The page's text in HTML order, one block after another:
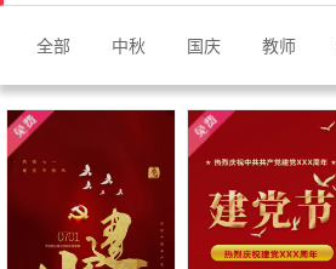
全部 中秋 国庆 教师